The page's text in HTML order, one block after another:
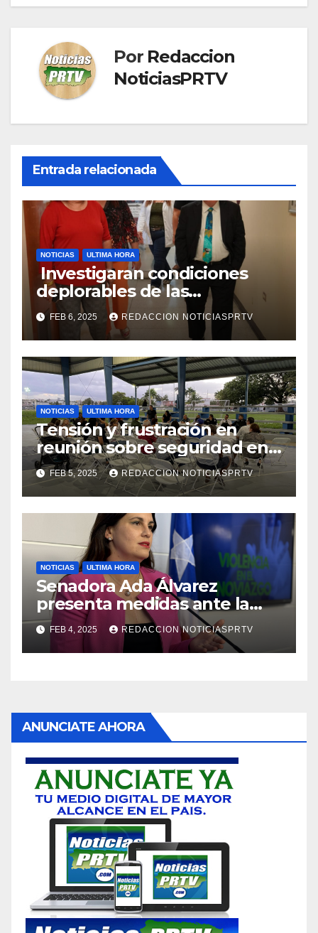
Por Redaccion
NoticiasPRTV
Entrada relacionada
NOTICIAS ULTIMA HORA
Investigaran condiciones
deplorables de las
facilidades el Departamento
de la Salud en Mayagüez
FEB 6, 2025 REDACCION NOTICIASPRTV
NOTICIAS ULTIMA HORA
Tensión y frustración en
reunión sobre seguridad en
Reparto Metropolitano
FEB 5, 2025 REDACCION NOTICIASPRTV
NOTICIAS ULTIMA HORA
Senadora Ada Álvarez
presenta medidas ante la
violencia en el noviazgo
FEB 4, 2025 REDACCION NOTICIASPRTV
ANUNCIATE AHORA